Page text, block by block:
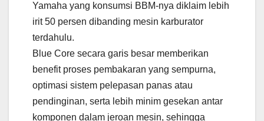
Yamaha yang konsumsi BBM-nya diklaim lebih
irit 50 persen dibanding mesin karburator
terdahulu.
Blue Core secara garis besar memberikan
benefit proses pembakaran yang sempurna,
optimasi sistem pelepasan panas atau
pendinginan, serta lebih minim gesekan antar
komponen dalam jeroan mesin, sehingga